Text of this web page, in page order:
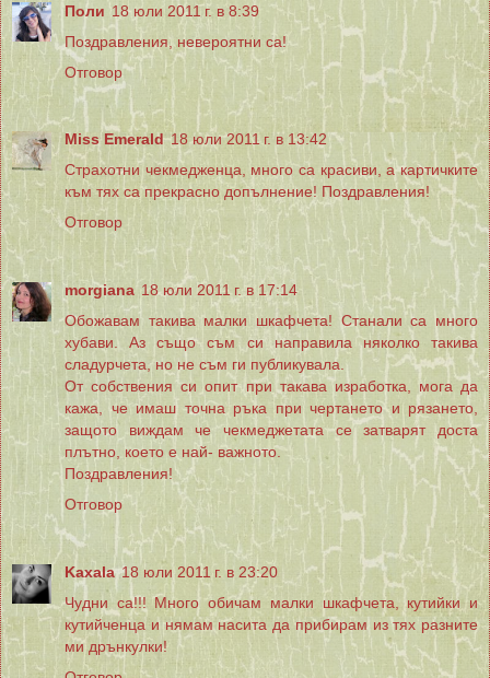
Поли 18 юли 2011 г. в 8:39
Поздравления, невероятни са!
Отговор
Miss Emerald 18 юли 2011 г. в 13:42
Страхотни чекмедженца, много са красиви, а картичките
към тях са прекрасно допълнение! Поздравления!
Отговор
morgiana 18 юли 2011 г. в 17:14
Обожавам такива малки шкафчета! Станали са много
хубави. Аз също съм си направила няколко такива
сладурчета, но не съм ги публикувала.
От собствения си опит при такава изработка, мога да
кажа, че имаш точна ръка при чертането и рязането,
защото виждам че чекмеджетата се затварят доста
плътно, което е най- важното.
Поздравления!
Отговор
Kaxala 18 юли 2011 г. в 23:20
Чудни са!!! Много обичам малки шкафчета, кутийки и
кутийченца и нямам насита да прибирам из тях разните
ми дрънкулки!